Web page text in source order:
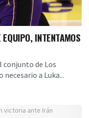
INTENTAMOS
conjunto de Los
a Luka...